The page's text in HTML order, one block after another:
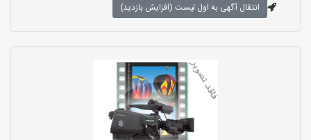
انتقال آگهی به اول لیست (افزایش بازدید)